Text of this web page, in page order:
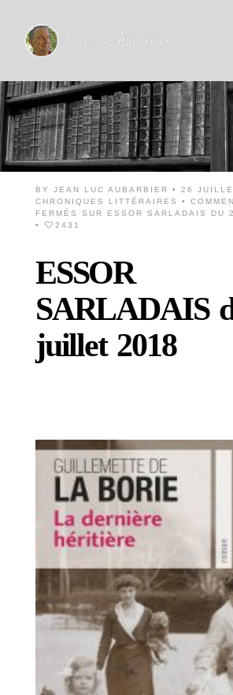
BY JEAN LUC AUBARBIER • 26
CHRONIQUES LITTÉRAIRES
•
FERMÉS
SUR ESSOR SARLADAIS DU
•
2431
ESSOR
SARLADAIS
juillet 2018